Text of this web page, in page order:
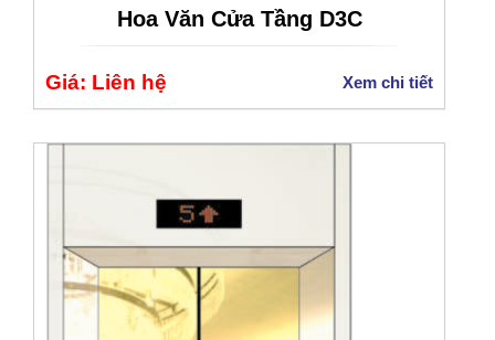
Hoa Văn Cửa Tầng D3C
Giá: Liên hệ Xem chi tiết